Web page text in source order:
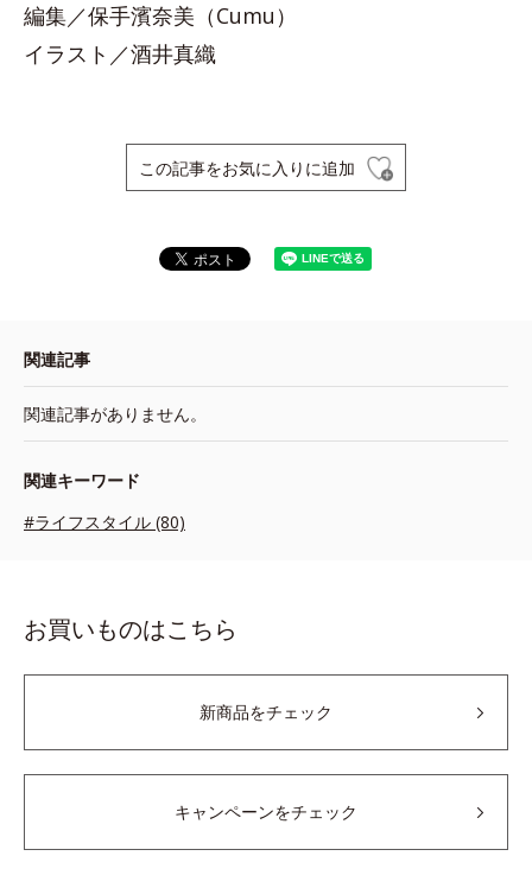
編集／保手濱奈美（Cumu）
イラスト／酒井真織
この記事をお気に入りに追加
関連記事
関連記事がありません。
関連キーワード
#ライフスタイル (80)
お買いものはこちら
新商品をチェック
キャンペーンをチェック